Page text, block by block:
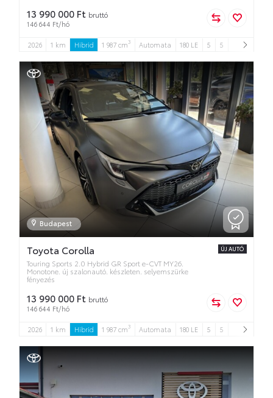
13 990 000 Ft bruttó
146 644 Ft/hó
2026 1 km Hibrid 1 987 cm3 Automata 180 LE 5 5
Budapest
Toyota Corolla
Touring Sports 2.0 Hybrid GR Sport e-CVT MY26.
Monotone. új szalonautó. készleten. selyemszürke
fényezés
ÚJ AUTÓ
13 990 000 Ft bruttó
146 644 Ft/hó
2026 1 km Hibrid 1 987 cm3 Automata 180 LE 5 5